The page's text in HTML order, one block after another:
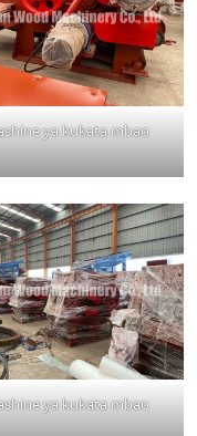
ya kukata mbao
ya kukata mbao